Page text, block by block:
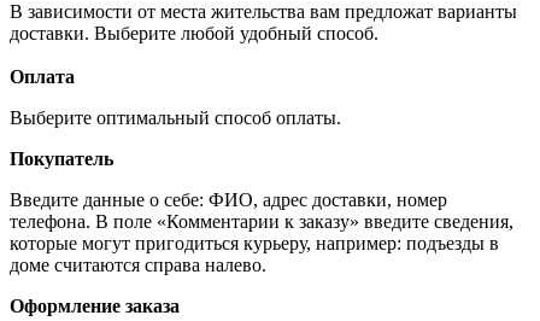
В зависимости от места жительства вам предложат варианты
доставки. Выберите любой удобный способ.
Оплата
Выберите оптимальный способ оплаты.
Покупатель
Введите данные о себе: ФИО, адрес доставки, номер
телефона. В поле «Комментарии к заказу» введите сведения,
которые могут пригодиться курьеру, например: подъезды в
доме считаются справа налево.
Оформление заказа